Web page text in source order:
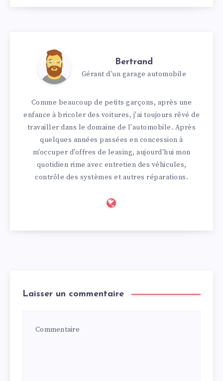
Bertrand
Gérant d'un garage automobile
Comme beaucoup de petits garçons, après une
enfance à bricoler des voitures, j'ai toujours rêvé de
travailler dans le domaine de l'automobile. Après
quelques années passées en concession à
m'occuper d'offres de leasing, aujourd'hui mon
quotidien rime avec entretien des véhicules,
contrôle des systèmes et autres réparations.
Laisser un commentaire